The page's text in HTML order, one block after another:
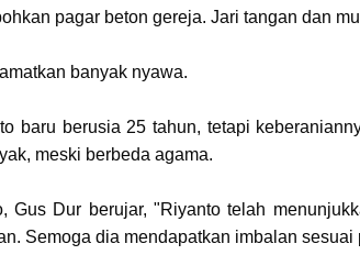
pagar beton gereja. Jari tangan dan
banyak nyawa.
baru berusia 25 tahun, tetapi
meski berbeda agama.
Gus Dur berujar, "Riyanto telah
Semoga dia mendapatkan imbalan sesuai